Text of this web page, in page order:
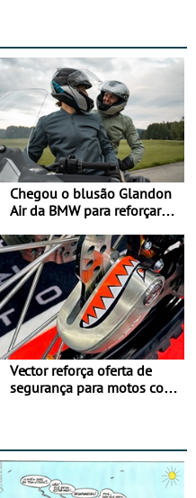
Chegou o blusão Glandon
Air da BMW para reforçar
verão
Vector reforça oferta de
segurança para motos com